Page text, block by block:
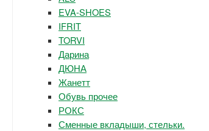
EVA-SHOES
IFRIT
TORVI
Дарина
ДЮНА
Жанетт
Обувь прочее
РОКС
Сменные вкладыши, стельки.